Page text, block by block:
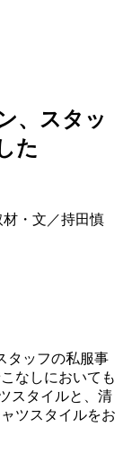
、スタッ
た
・文／持田慎
タッフの私服事
なしにおいても
スタイルと、清
ツスタイルをお